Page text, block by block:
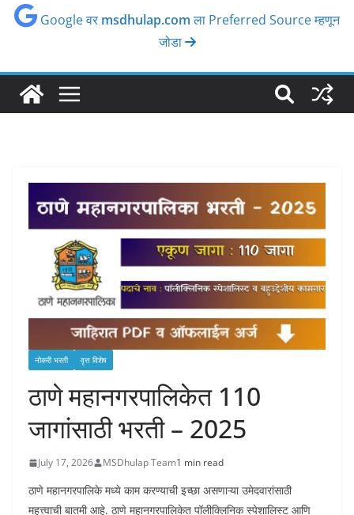
Google वर msdhulap.comला Preferred Source म्हणून
जोडा
नोकरी भरती वृत्त विशेष
ठाणे महानगरपालिकेत 110
जागांसाठी भरती – 2025
July 17, 2026 MSDhulap Team1 min read
ठाणे महानगरपालिके मध्ये काम करण्याची इच्छा असणाऱ्या उमेदवारांसाठी
महत्त्वाची बातमी आहे. ठाणे महानगरपालिकेत पॉलीक्लिनिक स्पेशालिस्ट आणि